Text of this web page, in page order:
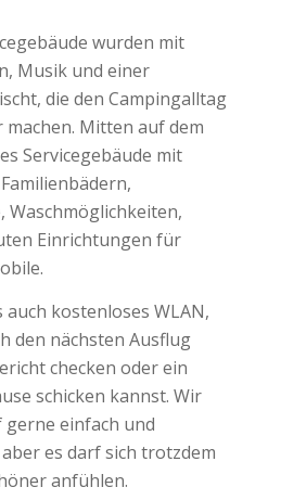
wurden mit
Musik und einer
die den Campingalltag
Mitten auf dem
Servicegebäude mit
Waschmöglichkeiten,
Einrichtungen für
kostenloses WLAN,
den nächsten Ausflug
checken oder ein
schicken kannst. Wir
einfach und
es darf sich trotzdem
anfühlen.